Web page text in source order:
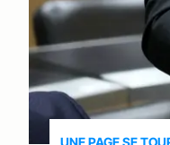
UNE PAGE SE